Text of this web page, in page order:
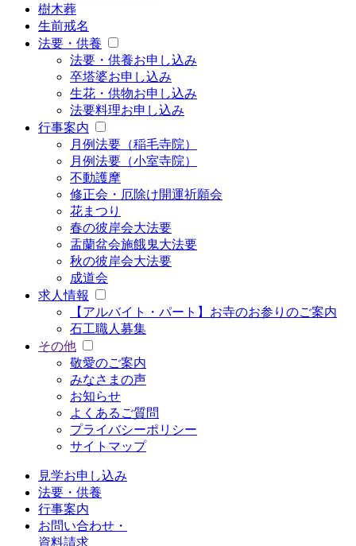
樹木葬
生前戒名
法要・供養
法要・供養お申し込み
卒塔婆お申し込み
生花・供物お申し込み
法要料理お申し込み
行事案内
月例法要（稲毛寺院）
月例法要（小室寺院）
不動護摩
修正会・厄除け開運祈願会
花まつり
春の彼岸会大法要
盂蘭盆会施餓鬼大法要
秋の彼岸会大法要
成道会
求人情報
【アルバイト・パート】お寺のお参りのご案内
石工職人募集
その他
敬愛のご案内
みなさまの声
お知らせ
よくあるご質問
プライバシーポリシー
サイトマップ
見学お申し込み
法要・供養
行事案内
お問い合わせ・
資料請求